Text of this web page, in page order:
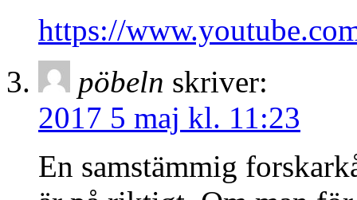
https://
pöbeln skriver:
2017 5 maj kl. 11:23
En samstämmig